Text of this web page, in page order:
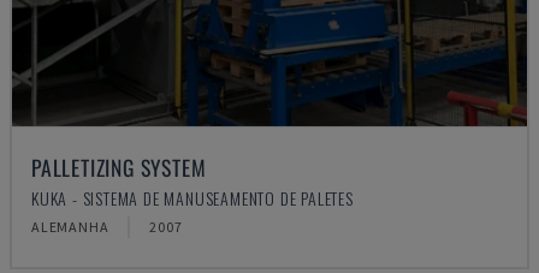
PALLETIZING SYSTEM
KUKA - SISTEMA DE MANUSEAMENTO DE PALETES
ALEMANHA 2007